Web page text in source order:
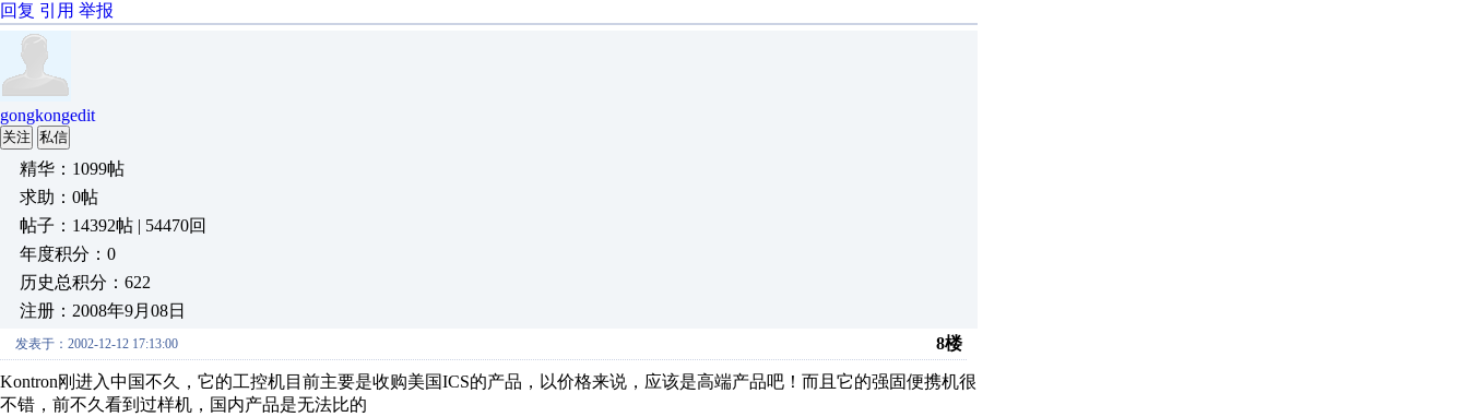
回复 引用 举报
gongkongedit
关注 私信
精华：1099帖
求助：0帖
帖子：14392帖 | 54470回
年度积分：0
历史总积分：622
注册：2008年9月08日
发表于：2002-12-12 17:13:00 8楼
Kontron刚进入中国不久，它的工控机目前主要是收购美国ICS的产品，以价格来说，应该是高端产品吧！而且它的强固便携机很
不错，前不久看到过样机，国内产品是无法比的